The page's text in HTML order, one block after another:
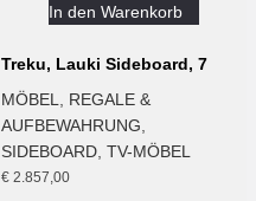
In den Warenkorb
Treku, Lauki Sideboard, 7
MÖBEL
REGALE &
AUFBEWAHRUNG
SIDEBOARD, TV-MÖBEL
€2.857,00